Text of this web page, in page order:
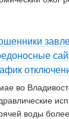
во
воды